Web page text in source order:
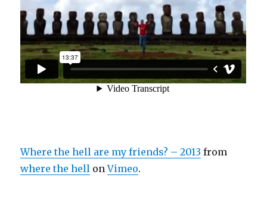
Where the hell are my friends? – 2013 from
where the hell onVimeo.